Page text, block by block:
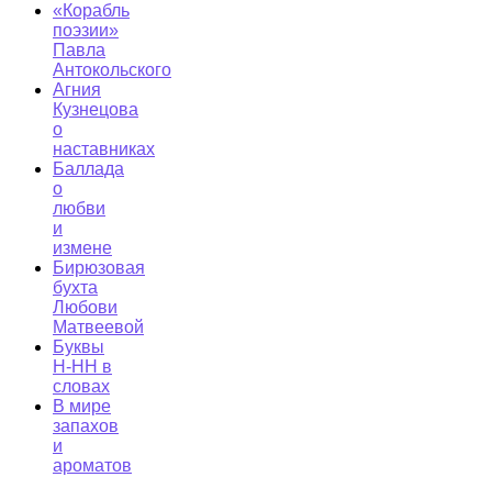
«Корабль
поэзии»
Павла
Антокольского
Агния
Кузнецова
о
наставниках
Баллада
о
любви
и
измене
Бирюзовая
бухта
Любови
Матвеевой
Буквы
Н-НН в
словах
В мире
запахов
и
ароматов